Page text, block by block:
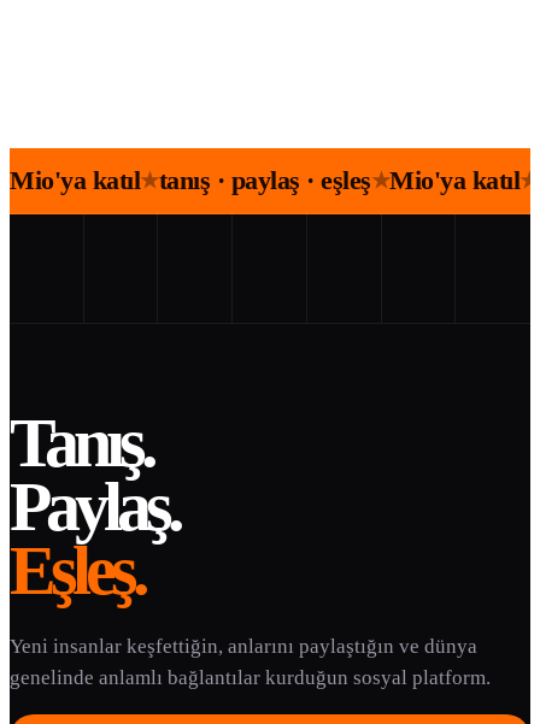
Mio'ya katıl★tanış · paylaş · eşleş★Mio'ya katıl★
Tanış.
Paylaş.
Eşleş.
Yeni insanlar keşfettiğin, anlarını paylaştığın ve dünya
genelinde anlamlı bağlantılar kurduğun sosyal platform.